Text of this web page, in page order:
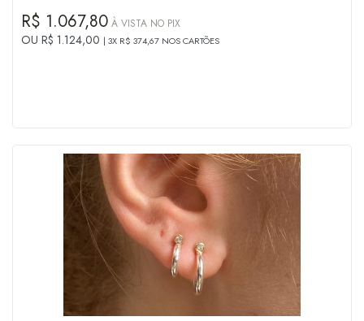
R$ 1.067,80 À VISTA NO PIX
OU R$ 1.124,00 3X R$ 374,67 NOS CARTÕES